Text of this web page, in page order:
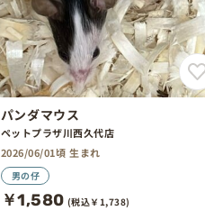
パンダマウス
ペットプラザ川西久代店
2026/06/01頃 生まれ
男の仔
￥1,580 (税込￥1,738)